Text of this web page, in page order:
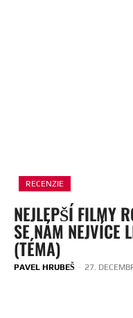
RECENZIE
NEJLEPŠÍ FILMY
SE NÁM
(TÉMA)
PAVEL HRUBEŠ - 27.